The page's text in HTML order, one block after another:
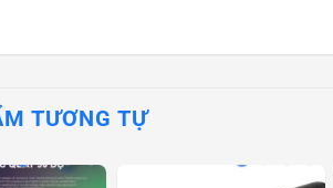
TƯƠNG TỰ